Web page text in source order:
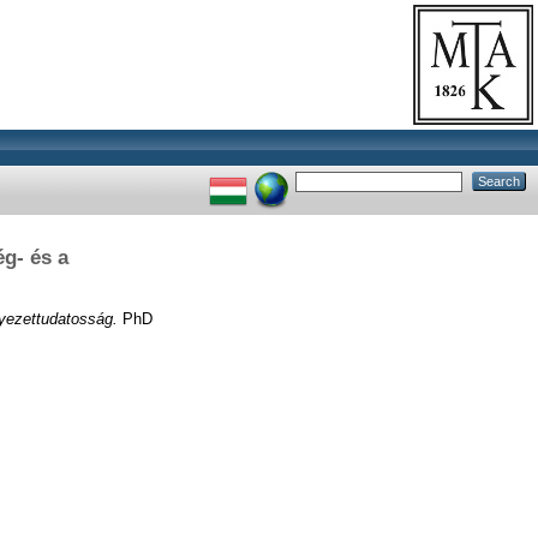
és a
PhD